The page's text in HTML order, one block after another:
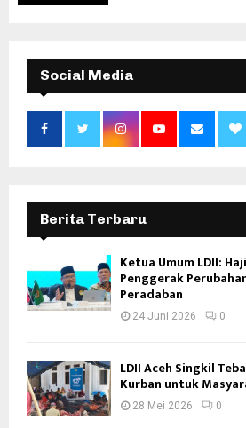
Social Media
Berita Terbaru
Ketua Umum LDII:
Penggerak
Peradaban
24 Juni 2026 0
LDII Aceh Singkil
Kurban untuk
28 Mei 2026 0